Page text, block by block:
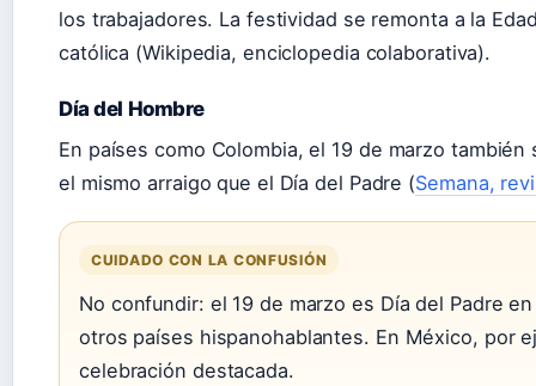
los trabajadores. La festividad se remonta a la
católica (Wikipedia, enciclopedia colaborativa).
Día del Hombre
En países como Colombia, el 19 de marzo
el mismo arraigo que el Día del Padre (Semana,
CUIDADO CON LA CONFUSIÓN
No confundir: el 19 de marzo es Día del Padre
otros países hispanohablantes. En México, por
celebración destacada.